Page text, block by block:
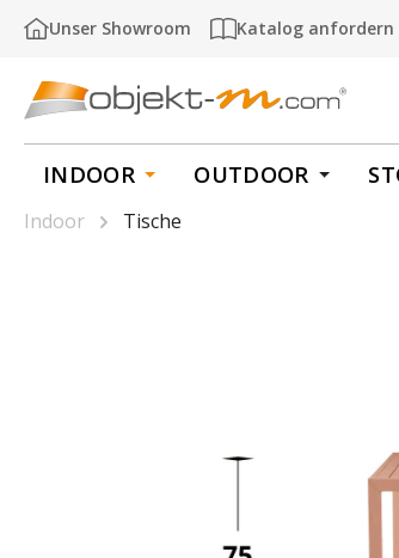
Hauptinhalt springen
Zur Suche springen
Zur Hauptnavigation springen
Unser Showroom Katalog anfordern
INDOOR OUTDOOR
Indoor
Tische